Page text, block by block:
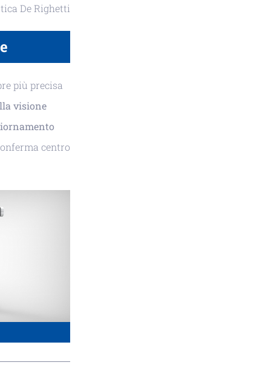
De Righetti
più precisa
visione
centro